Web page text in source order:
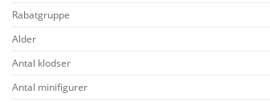
Rabatgruppe
Alder
Antal klodser
Antal minifigurer